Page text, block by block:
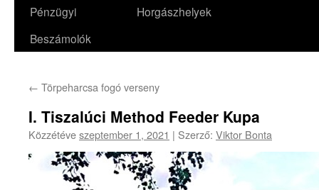
Pénzügyi
Beszámolók
Horgászhelyek
← Törpeharcsa fogó verseny
I. Tiszalúci Method Feeder Kupa
Közzétéveszeptember 1, 2021 | Szerző: Viktor Bonta